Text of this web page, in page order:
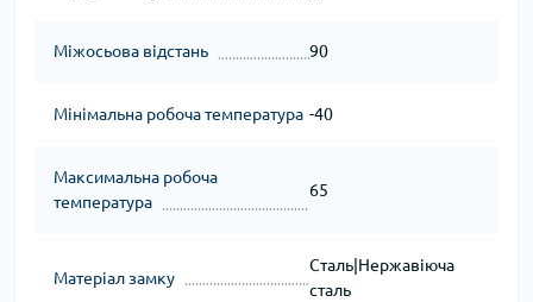
Міжосьова відстань 90
Мінімальна робоча температура -40
Максимальна робоча
температура
65
Матеріал замку
Сталь|Нержавіюча
сталь